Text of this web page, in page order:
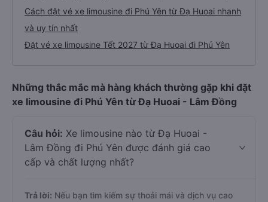
Cách đặt vé xe limousine đi Phú Yên từ Đạ Huoai nhanh
và uy tín nhất
Đặt vé xe limousine Tết 2027 từ Đạ Huoai đi Phú Yên
Những thắc mắc mà hàng khách thường gặp khi đặt
xe limousine đi Phú Yên từ Đạ Huoai - Lâm Đồng
Câu hỏi: Xe limousine nào từ Đạ Huoai -
Lâm Đồng đi Phú Yên được đánh giá cao
cấp và chất lượng nhất?
Trả lời: Nếu bạn tìm kiếm sự thoải mái và dịch vụ cao